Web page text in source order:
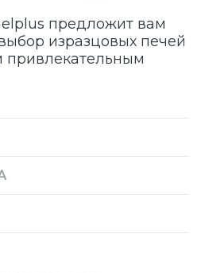
предложит вам
изразцовых печей